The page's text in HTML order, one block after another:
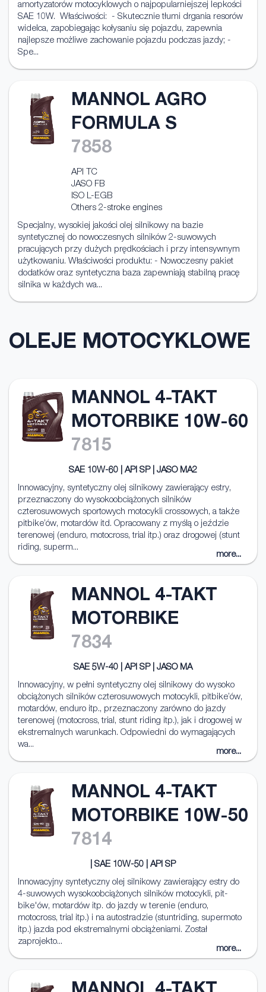
amortyzatorów motocyklowych o najpopularniejszej lepkości
SAE 10W. Właściwości: - Skutecznie tłumi drgania resorów
widelca, zapobiegając kołysaniu się pojazdu, zapewnia
najlepsze możliwe zachowanie pojazdu podczas jazdy; -
Spe...
MANNOL AGRO
FORMULA S
7858
API TC
JASO FB
ISO L-EGB
Others 2-stroke engines
Specjalny, wysokiej jakości olej silnikowy na bazie
syntetycznej do nowoczesnych silników 2-suwowych
pracujących przy dużych prędkościach i przy intensywnym
użytkowaniu. Właściwości produktu: - Nowoczesny pakiet
dodatków oraz syntetyczna baza zapewniają stabilną pracę
silnika w każdych wa...
OLEJE MOTOCYKLOWE
MANNOL 4-TAKT
MOTORBIKE 10W-60
7815
SAE 10W-60 | API SP | JASO MA2
Innowacyjny, syntetyczny olej silnikowy zawierający estry,
przeznaczony do wysokoobciążonych silników
czterosuwowych sportowych motocykli crossowych, a także
pitbike’ów, motardów itd. Opracowany z myślą o jeździe
terenowej (enduro, motocross, trial itp.) oraz drogowej (stunt
riding, superm...
more...
MANNOL 4-TAKT
MOTORBIKE
7834
SAE 5W-40 | API SP | JASO MA
Innowacyjny, w pełni syntetyczny olej silnikowy do wysoko
obciążonych silników czterosuwowych motocykli, pitbike’ów,
motardów, enduro itp., przeznaczony zarówno do jazdy
terenowej (motocross, trial, stunt riding itp.), jak i drogowej w
ekstremalnych warunkach. Odpowiedni do wymagających
wa...
more...
MANNOL 4-TAKT
MOTORBIKE 10W-50
7814
| SAE 10W-50 | API SP
Innowacyjny syntetyczny olej silnikowy zawierający estry do
4-suwowych wysokoobciążonych silników motocykli, pit-
bike'ów, motardów itp. do jazdy w terenie (enduro,
motocross, trial itp.) i na autostradzie (stuntriding, supermoto
itp.) jazda pod ekstremalnymi obciążeniami. Został
zaprojekto...
more...